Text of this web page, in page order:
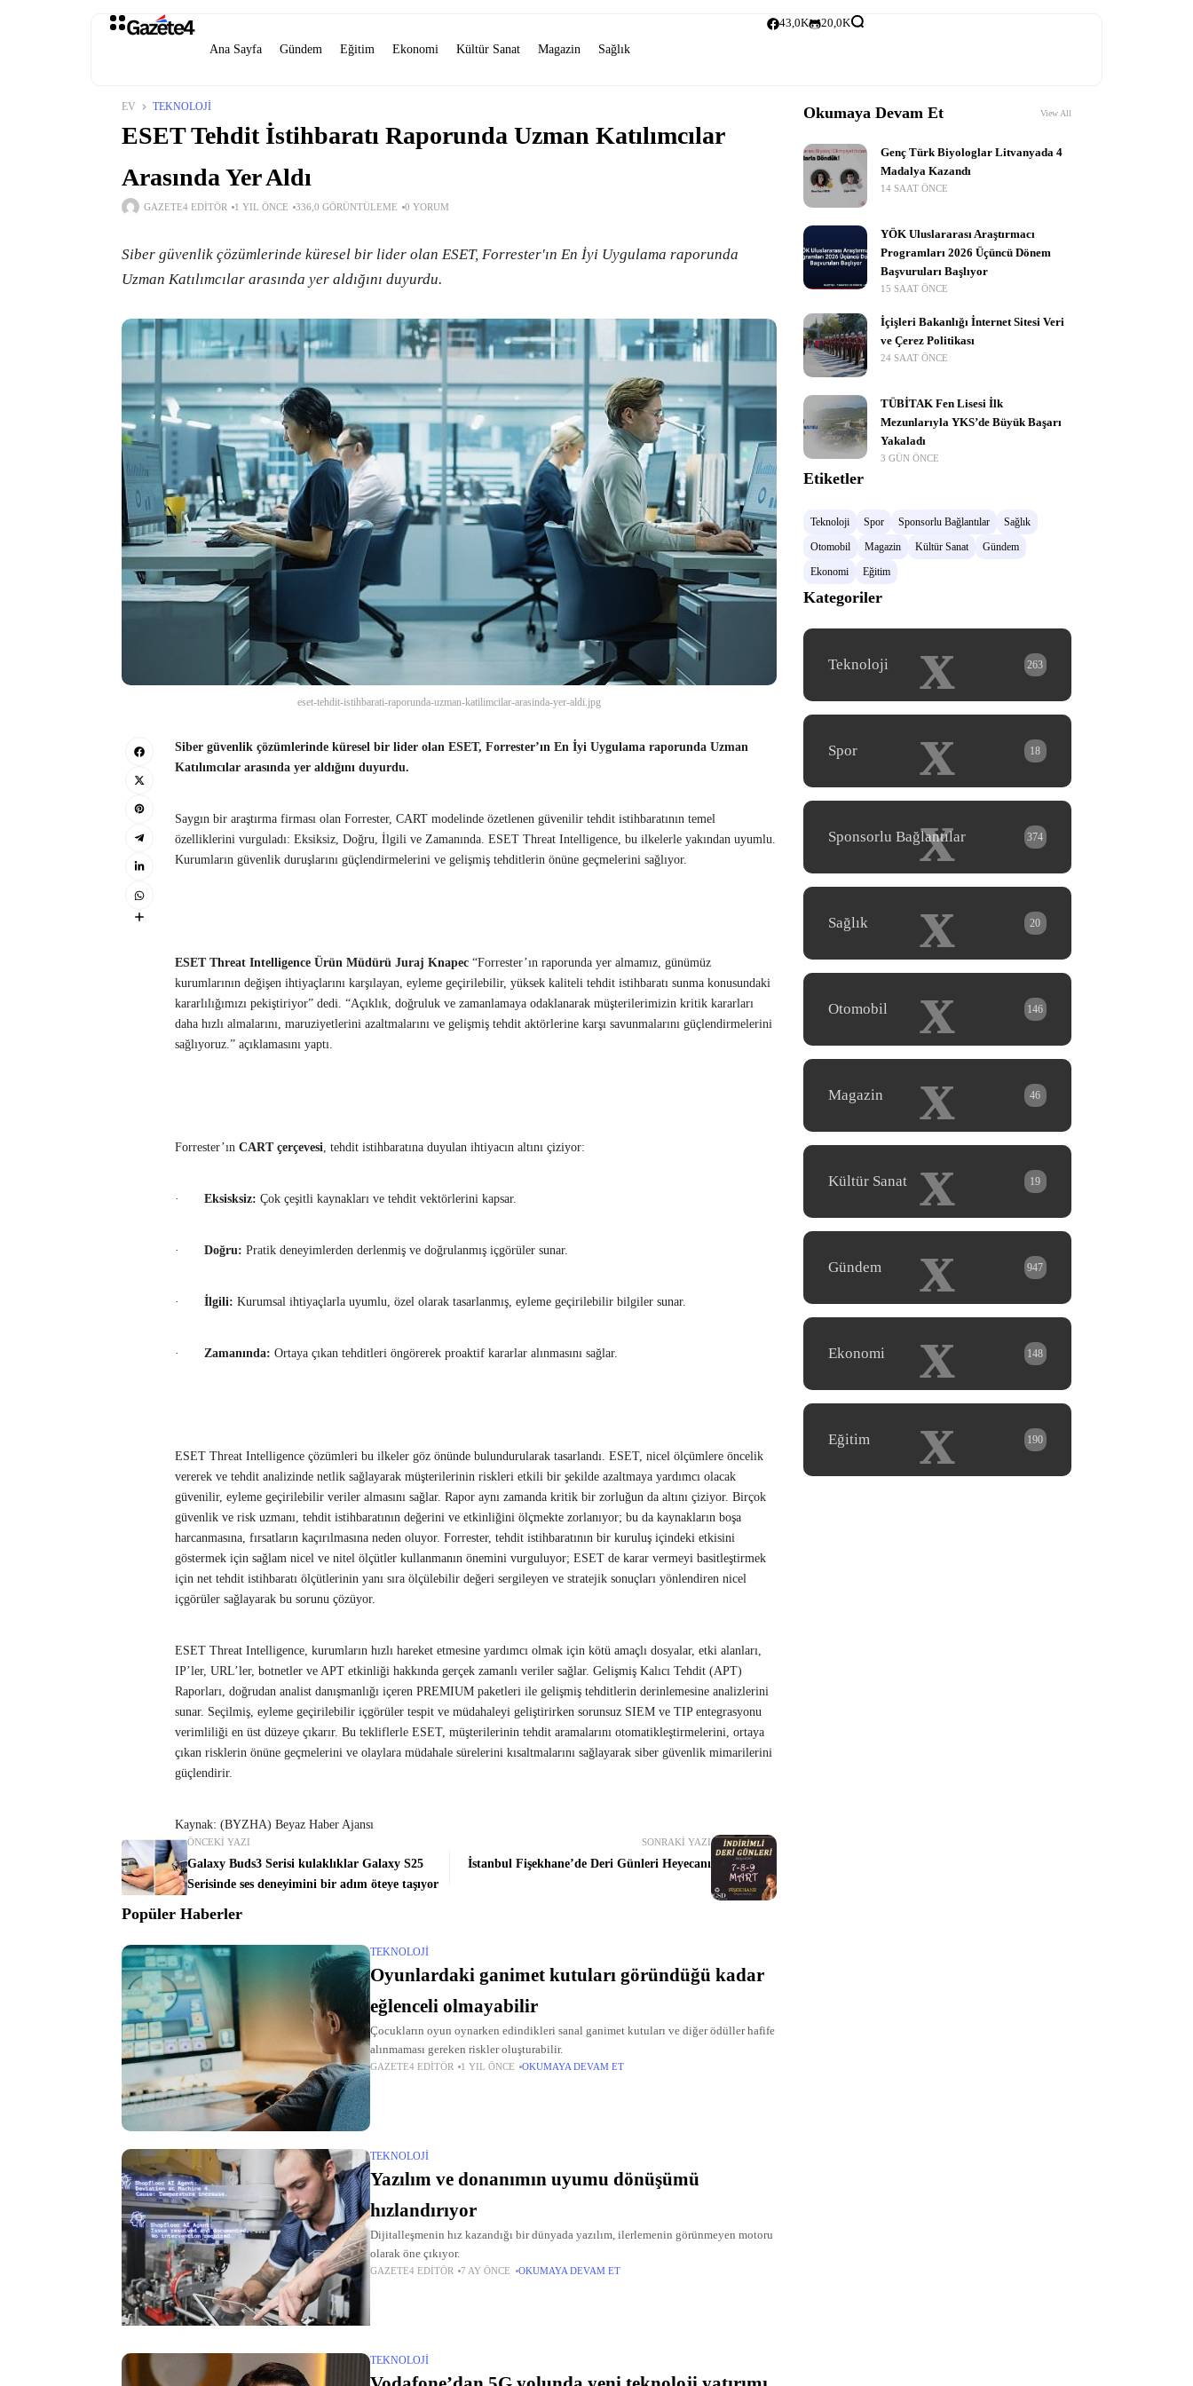
Ana Sayfa Gündem Eğitim Ekonomi Kültür Sanat Magazin Sağlık
43,0K 20,0K
EV TEKNOLOJI
ESET Tehdit İstihbaratı Raporunda Uzman Katılımcılar
Arasında Yer Aldı
GAZETE4 EDITÖR 1 YIL ÖNCE 336,0 GÖRÜNTÜLEME 0 YORUM
Siber güvenlik çözümlerinde küresel bir lider olan ESET, Forrester'ın En İyi Uygulama raporunda
Uzman Katılımcılar arasında yer aldığını duyurdu.
eset-tehdit-istihbarati-raporunda-uzman-katilimcilar-arasinda-yer-aldi.jpg
Siber güvenlik çözümlerinde küresel bir lider olan ESET, Forrester’ın En İyi Uygulama raporunda Uzman
Katılımcılar arasında yer aldığını duyurdu.
Saygın bir araştırma firması olan Forrester, CART modelinde özetlenen güvenilir tehdit istihbaratının temel
özelliklerini vurguladı: Eksiksiz, Doğru, İlgili ve Zamanında. ESET Threat Intelligence, bu ilkelerle yakından uyumlu.
Kurumların güvenlik duruşlarını güçlendirmelerini ve gelişmiş tehditlerin önüne geçmelerini sağlıyor.
ESET Threat Intelligence Ürün Müdürü Juraj Knapec “Forrester’ın raporunda yer almamız, günümüz
kurumlarının değişen ihtiyaçlarını karşılayan, eyleme geçirilebilir, yüksek kaliteli tehdit istihbaratı sunma konusundaki
kararlılığımızı pekiştiriyor” dedi. “Açıklık, doğruluk ve zamanlamaya odaklanarak müşterilerimizin kritik kararları
daha hızlı almalarını, maruziyetlerini azaltmalarını ve gelişmiş tehdit aktörlerine karşı savunmalarını güçlendirmelerini
sağlıyoruz.” açıklamasını yaptı.
Forrester’ın CART çerçevesi, tehdit istihbaratına duyulan ihtiyacın altını çiziyor:
· Eksisksiz: Çok çeşitli kaynakları ve tehdit vektörlerini kapsar.
· Doğru: Pratik deneyimlerden derlenmiş ve doğrulanmış içgörüler sunar.
· İlgili: Kurumsal ihtiyaçlarla uyumlu, özel olarak tasarlanmış, eyleme geçirilebilir bilgiler sunar.
· Zamanında: Ortaya çıkan tehditleri öngörerek proaktif kararlar alınmasını sağlar.
ESET Threat Intelligence çözümleri bu ilkeler göz önünde bulundurularak tasarlandı. ESET, nicel ölçümlere öncelik
vererek ve tehdit analizinde netlik sağlayarak müşterilerinin riskleri etkili bir şekilde azaltmaya yardımcı olacak
güvenilir, eyleme geçirilebilir veriler almasını sağlar. Rapor aynı zamanda kritik bir zorluğun da altını çiziyor. Birçok
güvenlik ve risk uzmanı, tehdit istihbaratının değerini ve etkinliğini ölçmekte zorlanıyor; bu da kaynakların boşa
harcanmasına, fırsatların kaçırılmasına neden oluyor. Forrester, tehdit istihbaratının bir kuruluş içindeki etkisini
göstermek için sağlam nicel ve nitel ölçütler kullanmanın önemini vurguluyor; ESET de karar vermeyi basitleştirmek
için net tehdit istihbaratı ölçütlerinin yanı sıra ölçülebilir değeri sergileyen ve stratejik sonuçları yönlendiren nicel
içgörüler sağlayarak bu sorunu çözüyor.
ESET Threat Intelligence, kurumların hızlı hareket etmesine yardımcı olmak için kötü amaçlı dosyalar, etki alanları,
IP’ler, URL’ler, botnetler ve APT etkinliği hakkında gerçek zamanlı veriler sağlar. Gelişmiş Kalıcı Tehdit (APT)
Raporları, doğrudan analist danışmanlığı içeren PREMIUM paketleri ile gelişmiş tehditlerin derinlemesine analizlerini
sunar. Seçilmiş, eyleme geçirilebilir içgörüler tespit ve müdahaleyi geliştirirken sorunsuz SIEM ve TIP entegrasyonu
verimliliği en üst düzeye çıkarır. Bu tekliflerle ESET, müşterilerinin tehdit aramalarını otomatikleştirmelerini, ortaya
çıkan risklerin önüne geçmelerini ve olaylara müdahale sürelerini kısaltmalarını sağlayarak siber güvenlik mimarilerini
güçlendirir.
Kaynak: (BYZHA) Beyaz Haber Ajansı
ÖNCEKI YAZI
Galaxy Buds3 Serisi kulaklıklar Galaxy S25
Serisinde ses deneyimini bir adım öteye taşıyor
SONRAKI YAZI
İstanbul Fişekhane’de Deri Günleri Heyecanı
Popüler Haberler
TEKNOLOJI
Oyunlardaki ganimet kutuları göründüğü kadar
eğlenceli olmayabilir
Çocukların oyun oynarken edindikleri sanal ganimet kutuları ve diğer ödüller hafife
alınmaması gereken riskler oluşturabilir.
GAZETE4 EDITÖR 1 YIL ÖNCE OKUMAYA DEVAM ET
TEKNOLOJI
Yazılım ve donanımın uyumu dönüşümü
hızlandırıyor
Dijitalleşmenin hız kazandığı bir dünyada yazılım, ilerlemenin görünmeyen motoru
olarak öne çıkıyor.
GAZETE4 EDITÖR 7 AY ÖNCE OKUMAYA DEVAM ET
TEKNOLOJI
Okumaya Devam Et View All
Genç Türk Biyologlar Litvanyada 4
Madalya Kazandı
14 SAAT ÖNCE
YÖK Uluslararası Araştırmacı
Programları 2026 Üçüncü Dönem
Başvuruları Başlıyor
15 SAAT ÖNCE
İçişleri Bakanlığı İnternet Sitesi Veri
ve Çerez Politikası
24 SAAT ÖNCE
TÜBİTAK Fen Lisesi İlk
Mezunlarıyla YKS’de Büyük Başarı
Yakaladı
3 GÜN ÖNCE
Etiketler
Teknoloji Spor Sponsorlu Bağlantılar
Sağlık
Otomobil
Magazin Kültür Sanat
Gündem
Ekonomi
Eğitim
Kategoriler
x
Teknoloji 263
x
Spor 18
x
Sponsorlu Bağlantılar 374
x
Sağlık 20
x
Otomobil 146
x
Magazin 46
x
Kültür Sanat 19
x
Gündem 947
x
Ekonomi 148
x
Eğitim 190